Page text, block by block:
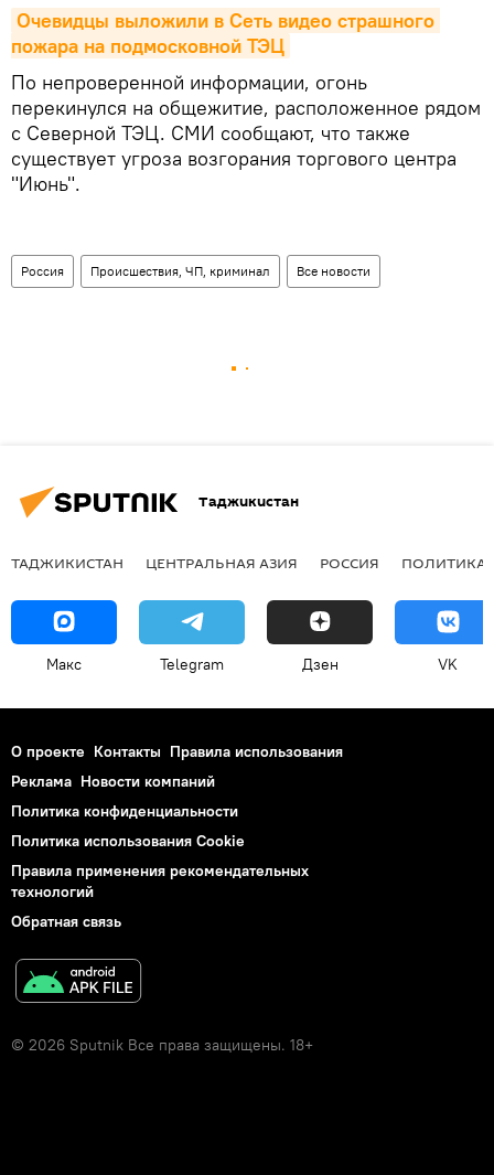
Очевидцы выложили в Сеть видео страшного
пожара на подмосковной ТЭЦ
По непроверенной информации, огонь
перекинулся на общежитие, расположенное рядом
с Северной ТЭЦ. СМИ сообщают, что также
существует угроза возгорания торгового центра
"Июнь".
Россия Происшествия, ЧП, криминал Все новости
Таджикистан
ТАДЖИКИСТАН ЦЕНТРАЛЬНАЯ АЗИЯ РОССИЯ ПОЛИТИКА
Макс Telegram Дзен VK
О проекте Контакты Правила использования
Реклама Новости компаний
Политика конфиденциальности
Политика использования Cookie
Правила применения рекомендательных
технологий
Обратная связь
© 2026 Sputnik Все права защищены. 18+